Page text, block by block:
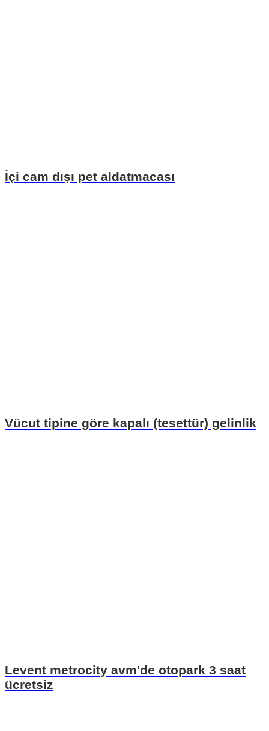
İçi cam dışı pet aldatmacası
Vücut tipine göre kapalı (tesettür) gelinlik
Levent metrocity avm'de otopark 3 saat
ücretsiz